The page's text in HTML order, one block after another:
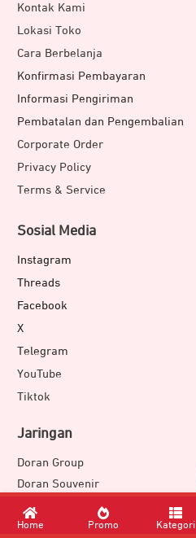
Kontak Kami
Lokasi Toko
Cara Berbelanja
Konfirmasi Pembayaran
Informasi Pengiriman
Pembatalan dan Pengembalian
Corporate Order
Privacy Policy
Terms & Service
Sosial Media
Instagram
Threads
Facebook
X
Telegram
YouTube
Tiktok
Jaringan
Doran Group
Doran Souvenir
Doran Development
JETEX
Home Promo Kategori